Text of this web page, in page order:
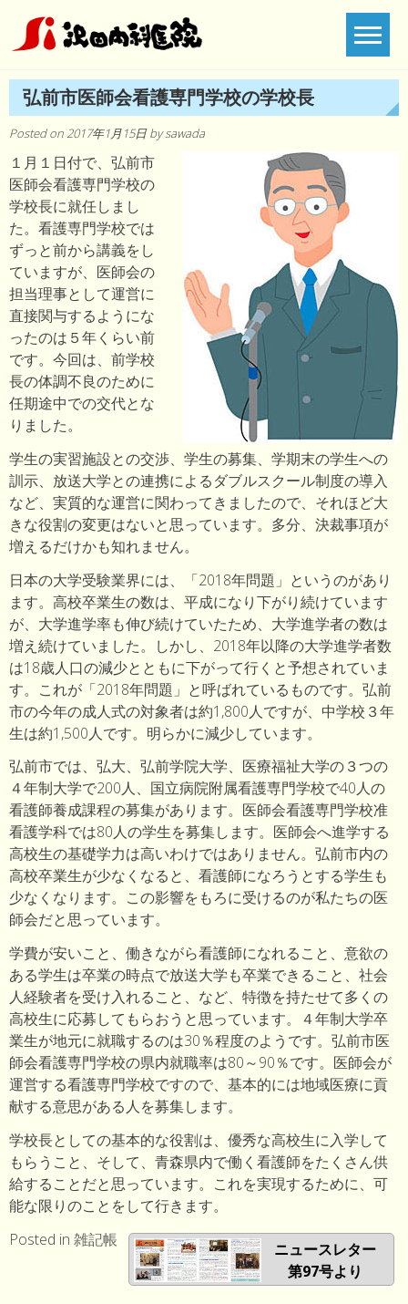
content
弘前市医師会看護専門学校の学校長
Posted on 2017年1月15日 bysawada
１月１日付で、弘前市
医師会看護専門学校の
学校長に就任しまし
た。看護専門学校では
ずっと前から講義をし
ていますが、医師会の
担当理事として運営に
直接関与するようにな
ったのは５年くらい前
です。今回は、前学校
長の体調不良のために
任期途中での交代とな
りました。
学生の実習施設との交渉、学生の募集、学期末の学生への
訓示、放送大学との連携によるダブルスクール制度の導入
など、実質的な運営に関わってきましたので、それほど大
きな役割の変更はないと思っています。多分、決裁事項が
増えるだけかも知れません。
日本の大学受験業界には、「2018年問題」というのがあり
ます。高校卒業生の数は、平成になり下がり続けています
が、大学進学率も伸び続けていたため、大学進学者の数は
増え続けていました。しかし、2018年以降の大学進学者数
は18歳人口の減少とともに下がって行くと予想されていま
す。これが「2018年問題」と呼ばれているものです。弘前
市の今年の成人式の対象者は約1,800人ですが、中学校３年
生は約1,500人です。明らかに減少しています。
弘前市では、弘大、弘前学院大学、医療福祉大学の３つの
４年制大学で200人、国立病院附属看護専門学校で40人の
看護師養成課程の募集があります。医師会看護専門学校准
看護学科では80人の学生を募集します。医師会へ進学する
高校生の基礎学力は高いわけではありません。弘前市内の
高校卒業生が少なくなると、看護師になろうとする学生も
少なくなります。この影響をもろに受けるのが私たちの医
師会だと思っています。
学費が安いこと、働きながら看護師になれること、意欲の
ある学生は卒業の時点で放送大学も卒業できること、社会
人経験者を受け入れること、など、特徴を持たせて多くの
高校生に応募してもらおうと思っています。４年制大学卒
業生が地元に就職するのは30％程度のようです。弘前市医
師会看護専門学校の県内就職率は80～90％です。医師会が
運営する看護専門学校ですので、基本的には地域医療に貢
献する意思がある人を募集します。
学校長としての基本的な役割は、優秀な高校生に入学して
もらうこと、そして、青森県内で働く看護師をたくさん供
給することだと思っています。これを実現するために、可
能な限りのことをして行きます。
ニュースレター
第97号より
Posted in 雑記帳